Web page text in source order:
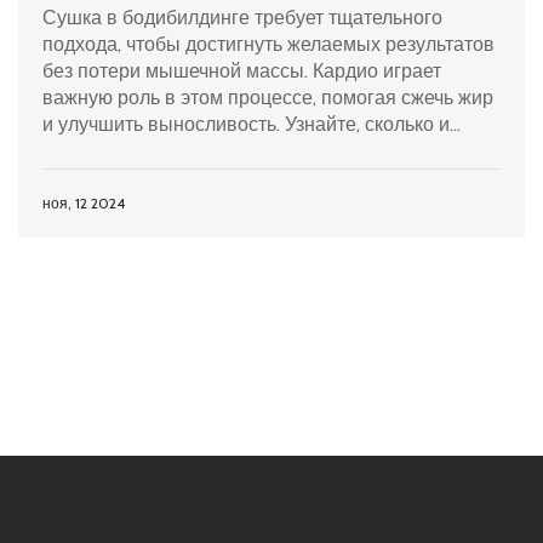
Сушка в бодибилдинге требует тщательного
подхода, чтобы достигнуть желаемых результатов
без потери мышечной массы. Кардио играет
важную роль в этом процессе, помогая сжечь жир
и улучшить выносливость. Узнайте, сколько и
программу сушки, чтобы сохранить мышцы и
достичь нужного рельефа.
ноя, 12 2024